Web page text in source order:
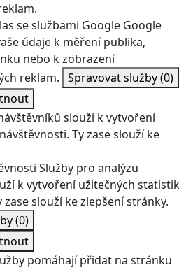
se službami Google Google
údaje k měření publika,
nebo k zobrazení
reklam. Spravovat služby(0)
slouží k vytvoření
Ty zase slouží ke
Služby pro analýzu
k vytvoření užitečných statistik
zase slouží ke zlepšení stránky.
(0)
pomáhají přidat na stránku